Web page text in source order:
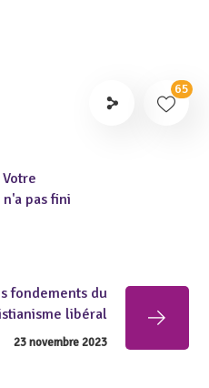
65
pas fini
fondements du
libéral
23 novembre 2023